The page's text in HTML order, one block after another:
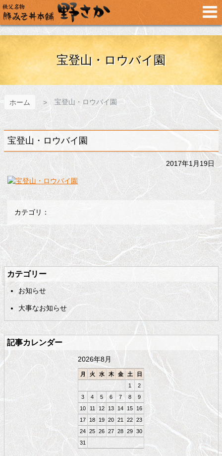
メ
イ
ン
コ
プ
宝登山・ロウバイ園
ホーム 宝登山・ロウバイ園
宝登山・ロウバイ園
2017年1月19日
カテゴリ：
メ
イ
ン
ツ
の
先
頭
へ
ペ
ー
ジ
戻
る
カテゴリー
お知らせ
大事なお知らせ
記事カレンダー
2026年8月
月 火 水 木 金 土
日
1
2
3
4 5 6 7 8
9
10
11 12 13 14 15
16
17
18 19 20 21 22 23
24 25 26 27 28 29 30
31